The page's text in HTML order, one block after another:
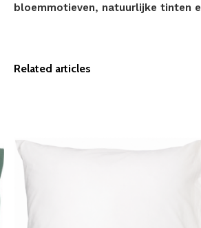
bloemmotieven, natuurlijke tinten
Related articles